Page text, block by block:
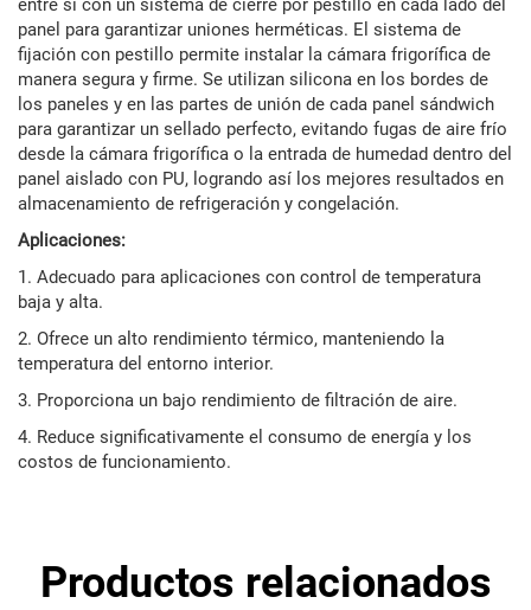
entre sí con un sistema de cierre por pestillo en cada lado del
panel para garantizar uniones herméticas. El sistema de
fijación con pestillo permite instalar la cámara frigorífica de
manera segura y firme. Se utilizan silicona en los bordes de
los paneles y en las partes de unión de cada panel sándwich
para garantizar un sellado perfecto, evitando fugas de aire frío
desde la cámara frigorífica o la entrada de humedad dentro del
panel aislado con PU, logrando así los mejores resultados en
almacenamiento de refrigeración y congelación.
Aplicaciones:
1. Adecuado para aplicaciones con control de temperatura
baja y alta.
2. Ofrece un alto rendimiento térmico, manteniendo la
temperatura del entorno interior.
3. Proporciona un bajo rendimiento de filtración de aire.
4. Reduce significativamente el consumo de energía y los
costos de funcionamiento.
Productos relacionados